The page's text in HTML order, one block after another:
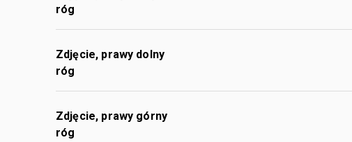
róg
Zdjęcie, prawy dolny
róg
Zdjęcie, prawy górny
róg